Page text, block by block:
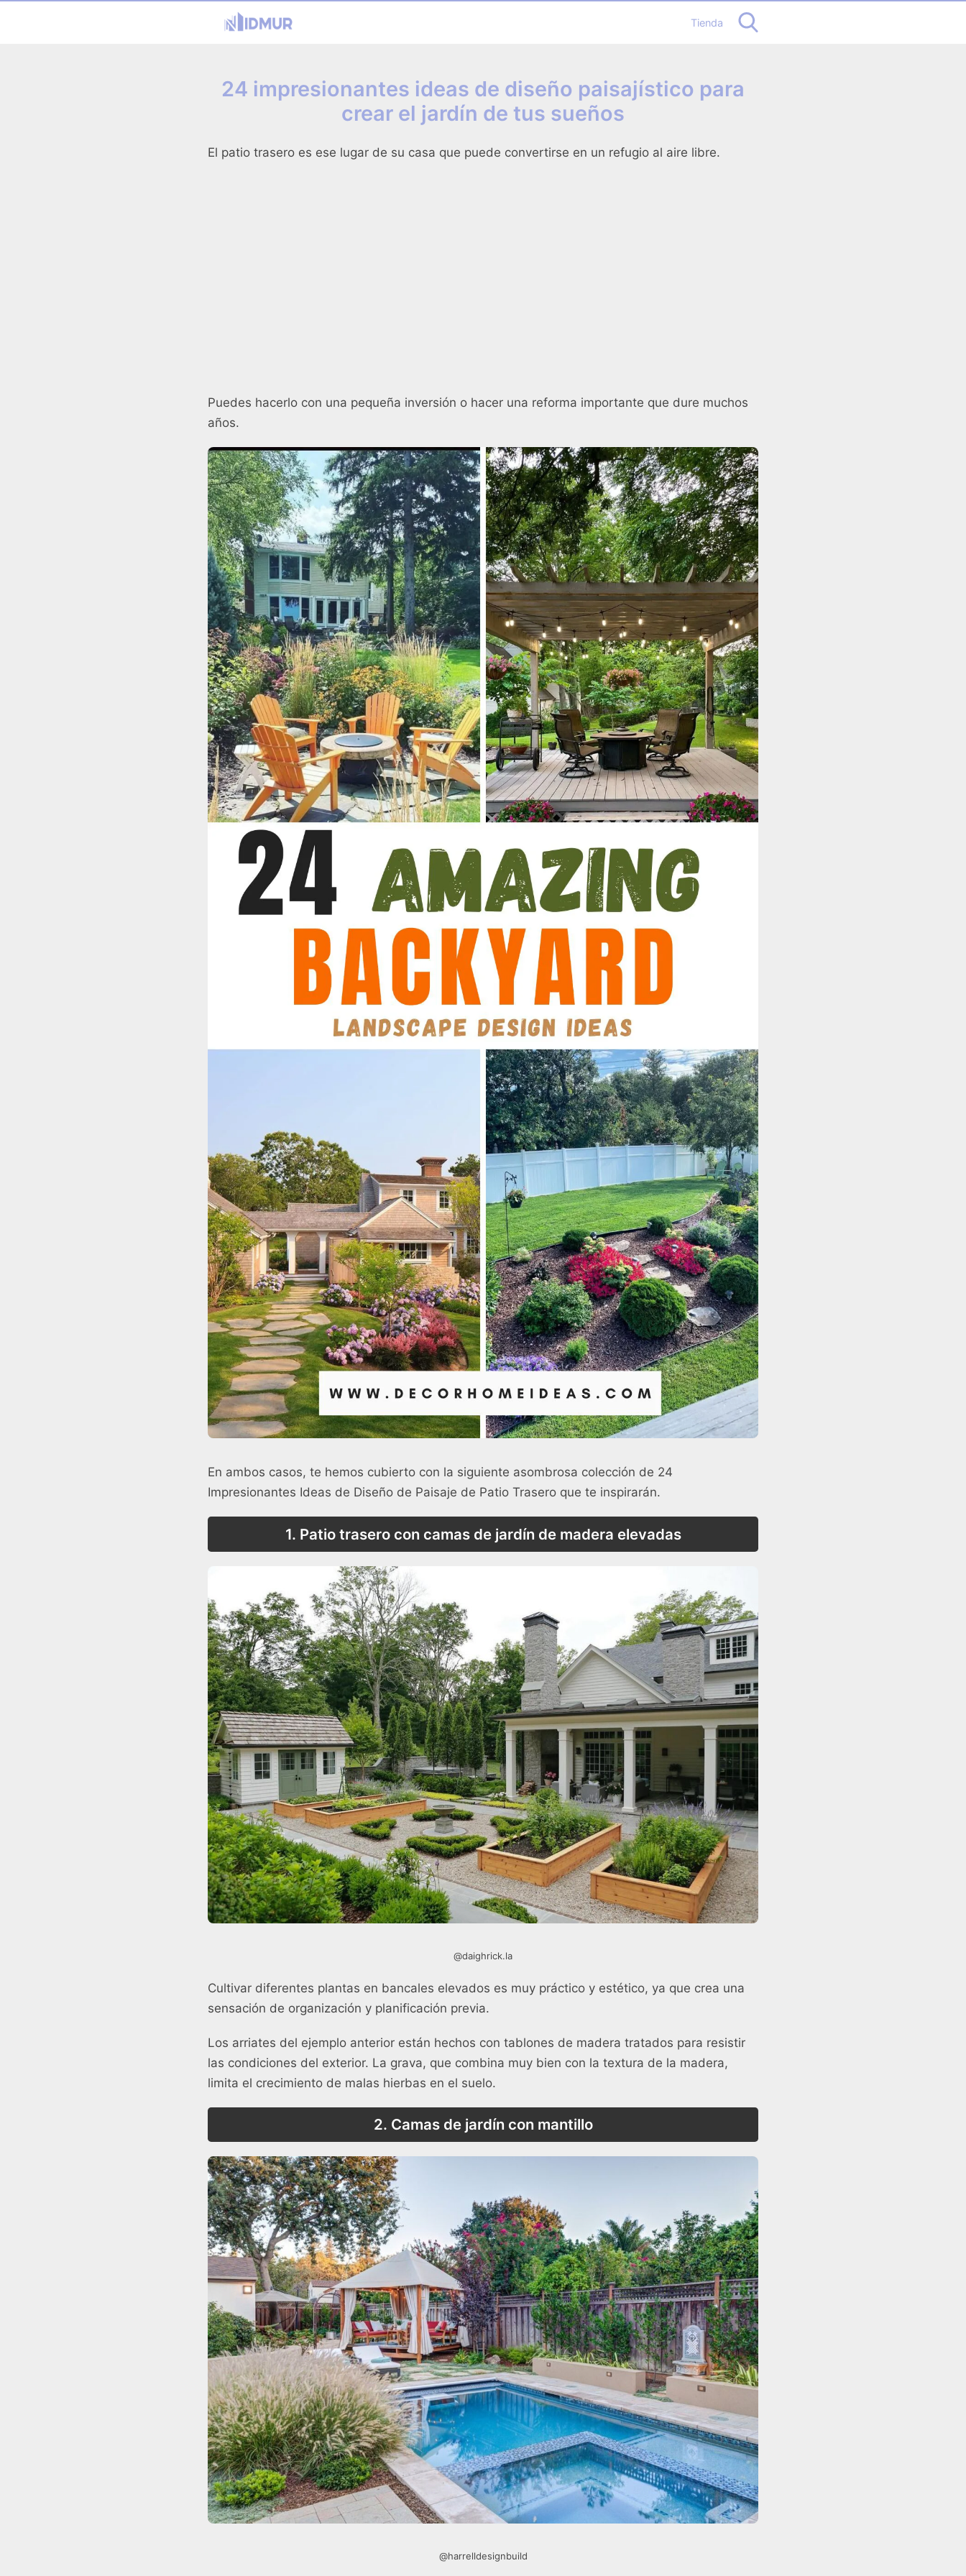
Tienda
24 impresionantes ideas de diseño paisajístico para
crear el jardín de tus sueños
El patio trasero es ese lugar de su casa que puede convertirse en un refugio al aire libre.
Puedes hacerlo con una pequeña inversión o hacer una reforma importante que dure muchos
años.
En ambos casos, te hemos cubierto con la siguiente asombrosa colección de 24
Impresionantes Ideas de Diseño de Paisaje de Patio Trasero que te inspirarán.
1. Patio trasero con camas de jardín de madera elevadas
@daighrick.la
Cultivar diferentes plantas en bancales elevados es muy práctico y estético, ya que crea una
sensación de organización y planificación previa.
Los arriates del ejemplo anterior están hechos con tablones de madera tratados para resistir
las condiciones del exterior. La grava, que combina muy bien con la textura de la madera,
limita el crecimiento de malas hierbas en el suelo.
2. Camas de jardín con mantillo
@harrelldesignbuild